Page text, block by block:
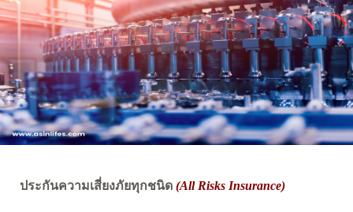
ประกันความเสี่ยงภัยทุกชนิด (All Risks Insurance)